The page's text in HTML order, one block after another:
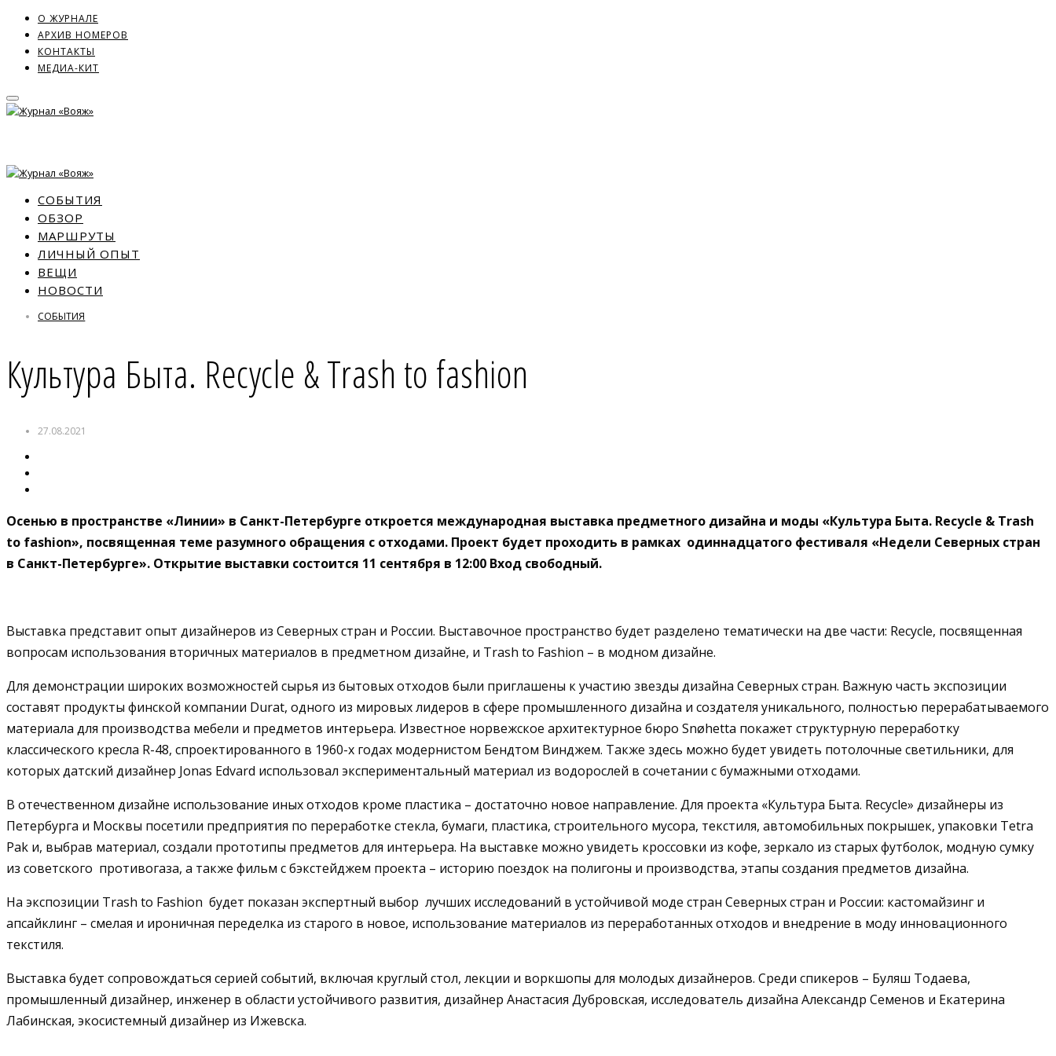
О ЖУРНАЛЕ
АРХИВ НОМЕРОВ
КОНТАКТЫ
МЕДИА-КИТ
СОБЫТИЯ
ОБЗОР
МАРШРУТЫ
ЛИЧНЫЙ ОПЫТ
ВЕЩИ
НОВОСТИ
СОБЫТИЯ
Культура Быта. Recycle & Trash to fashion
27.08.2021
Осенью в пространстве «Линии» в Санкт-Петербурге откроется международная выставка предметного дизайна и моды «Культура Быта. Recycle & Trash
to fashion», посвященная теме разумного обращения с отходами. Проект будет проходить в рамках одиннадцатого фестиваля «Недели Северных стран
в Санкт-Петербурге». Открытие выставки состоится 11 сентября в 12:00 Вход свободный.
Выставка представит опыт дизайнеров из Северных стран и России. Выставочное пространство будет разделено тематически на две части: Recycle, посвященная
вопросам использования вторичных материалов в предметном дизайне, и Trash to Fashion – в модном дизайне.
Для демонстрации широких возможностей сырья из бытовых отходов были приглашены к участию звезды дизайна Северных стран. Важную часть экспозиции
составят продукты финской компании Durat, одного из мировых лидеров в сфере промышленного дизайна и создателя уникального, полностью перерабатываемого
материала для производства мебели и предметов интерьера. Известное норвежское архитектурное бюро Snøhetta покажет структурную переработку
классического кресла R-48, спроектированного в 1960-х годах модернистом Бендтом Винджем. Также здесь можно будет увидеть потолочные светильники, для
которых датский дизайнер Jonas Edvard использовал экспериментальный материал из водорослей в сочетании с бумажными отходами.
В отечественном дизайне использование иных отходов кроме пластика – достаточно новое направление. Для проекта «Культура Быта. Recycle» дизайнеры из
Петербурга и Москвы посетили предприятия по переработке стекла, бумаги, пластика, строительного мусора, текстиля, автомобильных покрышек, упаковки Tetra
Pak и, выбрав материал, создали прототипы предметов для интерьера. На выставке можно увидеть кроссовки из кофе, зеркало из старых футболок, модную сумку
из советского противогаза, а также фильм с бэкстейджем проекта – историю поездок на полигоны и производства, этапы создания предметов дизайна.
На экспозиции Trash to Fashion будет показан экспертный выбор лучших исследований в устойчивой моде стран Северных стран и России: кастомайзинг и
апсайклинг – смелая и ироничная переделка из старого в новое, использование материалов из переработанных отходов и внедрение в моду инновационного
текстиля.
Выставка будет сопровождаться серией событий, включая круглый стол, лекции и воркшопы для молодых дизайнеров. Среди спикеров – Буляш Тодаева,
промышленный дизайнер, инженер в области устойчивого развития, дизайнер Анастасия Дубровская, исследователь дизайна Александр Семенов и Екатерина
Лабинская, экосистемный дизайнер из Ижевска.